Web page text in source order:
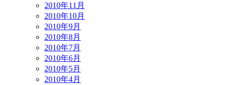
2010年11月
2010年10月
2010年9月
2010年8月
2010年7月
2010年6月
2010年5月
2010年4月